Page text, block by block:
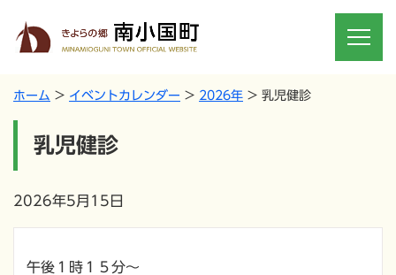
ホーム イベントカレンダー 2026年 乳児健診
乳児健診
2026年5月15日
午後１時１５分～